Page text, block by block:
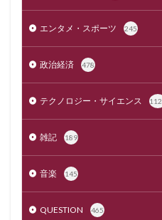
エンタメ・スポーツ 245
政治経済 478
テクノロジー・サイエンス
雑記 189
音楽 145
QUESTION 465